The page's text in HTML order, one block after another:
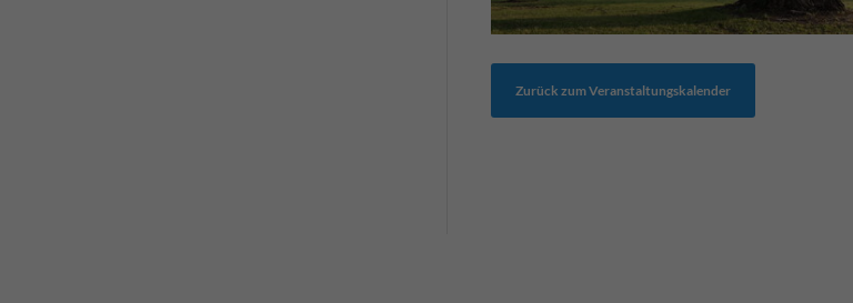
Zurück zum Veranstaltungskalender